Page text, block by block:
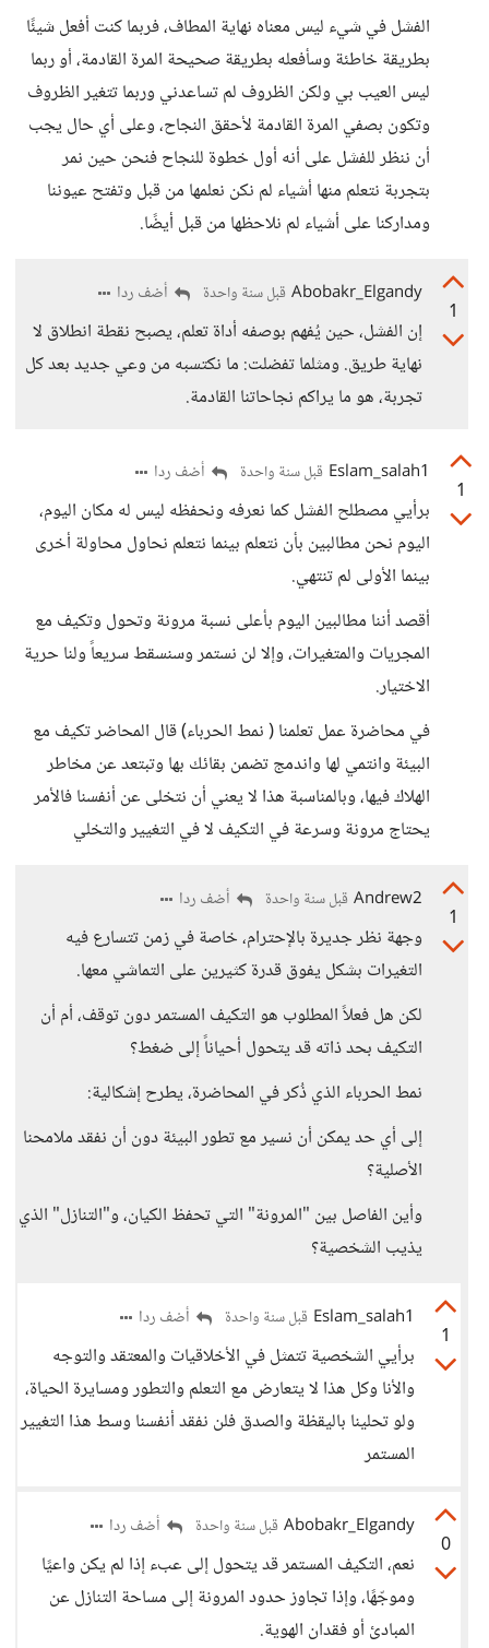
الفشل في شيء ليس معناه نهاية المطاف، فربما كنت أفعل شيئًا
بطريقة خاطئة وسأفعله بطريقة صحيحة المرة القادمة، أو ربما
ليس العيب بي ولكن الظروف لم تساعدني وربما تتغير الظروف
وتكون بصفي المرة القادمة لأحقق النجاح، وعلى أي حال يجب
أن ننظر للفشل على أنه أول خطوة للنجاح فنحن حين نمر
بتجربة نتعلم منها أشياء لم نكن نعلمها من قبل وتفتح عيوننا
ومداركنا على أشياء لم نلاحظها من قبل أيضًا.
1
Abobakr_Elgandy قبل سنة واحدة أضف ردا
إن الفشل، حين يُفهم بوصفه أداة تعلم، يصبح نقطة انطلاق لا
نهاية طريق. ومثلما تفضلت: ما نكتسبه من وعي جديد بعد كل
تجربة، هو ما يراكم نجاحاتنا القادمة.
1
Eslam_salah1 قبل سنة واحدة أضف ردا
برأيي مصطلح الفشل كما نعرفه ونحفظه ليس له مكان اليوم،
اليوم نحن مطالبين بأن نتعلم بينما نتعلم نحاول محاولة أخرى
بينما الأولى لم تنتهي.
أقصد أننا مطالبين اليوم بأعلى نسبة مرونة وتحول وتكيف مع
المجريات والمتغيرات، وإلا لن نستمر وسنسقط سريعاً ولنا حرية
الاختيار.
في محاضرة عمل تعلمنا ( نمط الحرباء) قال المحاضر تكيف مع
البيئة وانتمي لها واندمج تضمن بقائك بها وتبتعد عن مخاطر
الهلاك فيها، وبالمناسبة هذا لا يعني أن نتخلى عن أنفسنا فالأمر
يحتاج مرونة وسرعة في التكيف لا في التغيير والتخلي
1
Andrew2 قبل سنة واحدة أضف ردا
وجهة نظر جديرة بالإحترام، خاصة في زمن تتسارع فيه
التغيرات بشكل يفوق قدرة كثيرين على التماشي معها.
لكن هل فعلاً المطلوب هو التكيف المستمر دون توقف، أم أن
التكيف بحد ذاته قد يتحول أحياناً إلى ضغط؟
نمط الحرباء الذي ذُكر في المحاضرة، يطرح إشكالية:
إلى أي حد يمكن أن نسير مع تطور البيئة دون أن نفقد ملامحنا
الأصلية؟
وأين الفاصل بين "المرونة" التي تحفظ الكيان، و"التنازل" الذي
يذيب الشخصية؟
1
Eslam_salah1 قبل سنة واحدة أضف ردا
برأيي الشخصية تتمثل في الأخلاقيات والمعتقد والتوجه
والأنا وكل هذا لا يتعارض مع التعلم والتطور ومسايرة الحياة،
ولو تحلينا باليقظة والصدق فلن نفقد أنفسنا وسط هذا التغيير
المستمر
0
Abobakr_Elgandy قبل سنة واحدة أضف ردا
نعم، التكيف المستمر قد يتحول إلى عبء إذا لم يكن واعيًا
وموجّهًا، وإذا تجاوز حدود المرونة إلى مساحة التنازل عن
المبادئ أو فقدان الهوية.